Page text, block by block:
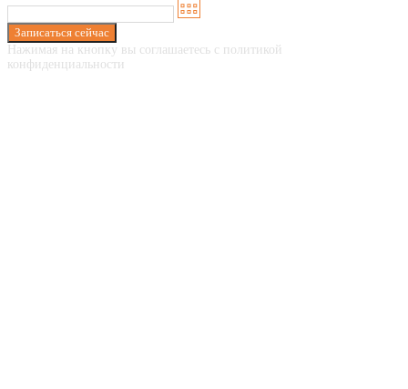
Записаться сейчас
Нажимая на кнопку вы соглашаетесь с политикой
конфиденциальности